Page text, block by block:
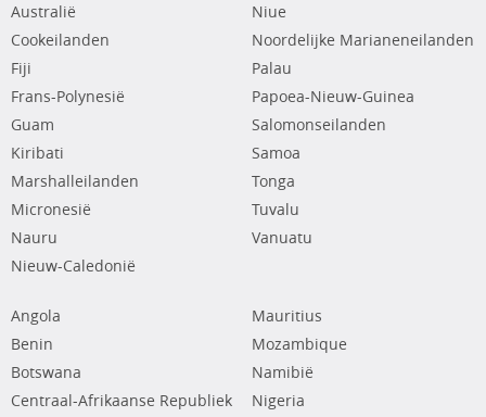
Australië
Cookeilanden
Fiji
Frans-Polynesië
Guam
Kiribati
Marshalleilanden
Micronesië
Nauru
Nieuw-Caledonië
Niue
Noordelijke Marianeneilanden
Palau
Papoea-Nieuw-Guinea
Salomonseilanden
Samoa
Tonga
Tuvalu
Vanuatu
Angola
Benin
Botswana
Centraal-Afrikaanse Republiek
Mauritius
Mozambique
Namibië
Nigeria